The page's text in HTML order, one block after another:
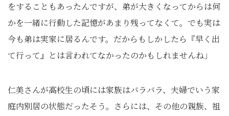
をすることもあったんですが、弟が大きくなってからは何
かを一緒に行動した記憶があまり残ってなくて。でも実は
今も弟は実家に居るんです。だからもしかしたら『早く出
て行って』とは言われてなかったのかもしれませんね」
仁美さんが高校生の頃には家族はバラバラ、夫婦でいう家
庭内別居の状態だったそう。さらには、その他の親族、祖